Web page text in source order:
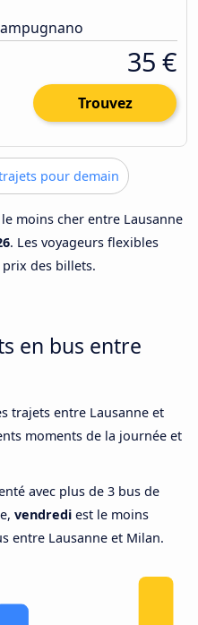
35 €
Trouvez
pour demain
moins cher entre Lausanne
. Les voyageurs flexibles
des billets.
en bus entre
trajets entre Lausanne et
moments de la journée et
avec plus de 3 bus de
vendredi est le moins
entre Lausanne et Milan.